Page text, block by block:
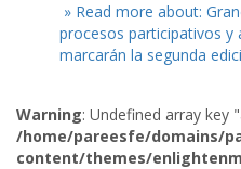
» Read more about:
procesos participativos y
marcarán la segunda
Warning: Undefined array key
/home/pareesfe/domains/
content/themes/